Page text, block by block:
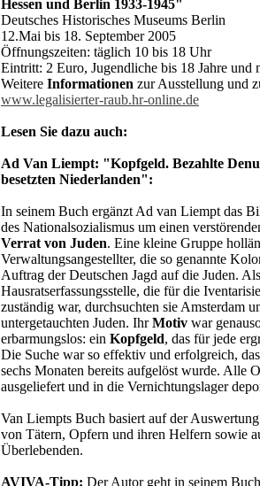
Hessen und Berlin 1933-1945"
Deutsches Historisches Museums Berlin
12.Mai bis 18. September 2005
Öffnungszeiten: täglich 10 bis 18 Uhr
Eintritt: 2 Euro, Jugendliche bis 18 Jahre und
Weitere Informationen zur Ausstellung und
www.legalisierter-raub.hr-online.de
Lesen Sie dazu auch:
Ad Van Liempt: "Kopfgeld. Bezahlte
besetzten Niederlanden":
In seinem Buch ergänzt Ad van Liempt das
des Nationalsozialismus um einen
Verrat von Juden. Eine kleine Gruppe
Verwaltungsangestellter, die so genannte
Auftrag der Deutschen Jagd auf die Juden.
Hausratserfassungsstelle, die für die
zuständig war, durchsuchten sie Amsterdam
untergetauchten Juden. IhrMotiv war
erbarmungslos: ein Kopfgeld, das für jede
Die Suche war so effektiv und erfolgreich,
sechs Monaten bereits aufgelöst wurde. Alle
ausgeliefert und in die Vernichtungslager
Van Liempts Buch basiert auf der
von Tätern, Opfern und ihren Helfern sowie
Überlebenden.
AVIVA-Tipp: Der Autor geht in seinem